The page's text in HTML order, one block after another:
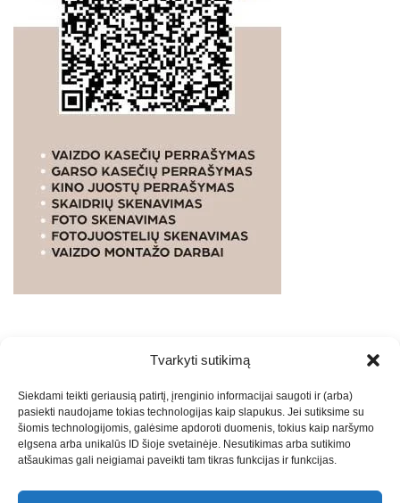
Tvarkyti sutikimą
Siekdami teikti geriausią patirtį, įrenginio informacijai saugoti ir (arba)
pasiekti naudojame tokias technologijas kaip slapukus. Jei sutiksime su
šiomis technologijomis, galėsime apdoroti duomenis, tokius kaip naršymo
elgsena arba unikalūs ID šioje svetainėje. Nesutikimas arba sutikimo
atšaukimas gali neigiamai paveikti tam tikras funkcijas ir funkcijas.
PASLAUGOS. SEO tekstų rašymas, turinio kūrimas,
straipsnių rašymas ir talpinimas į mūsų valdomas
svetaines.2026Armijai.LTTheme: Express News ByAdore
Themes.